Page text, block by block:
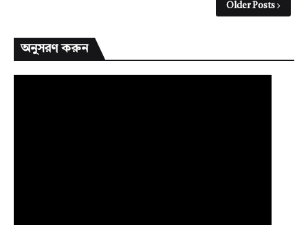
Older Posts
অনুসরণ করুন